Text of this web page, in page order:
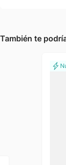
También te